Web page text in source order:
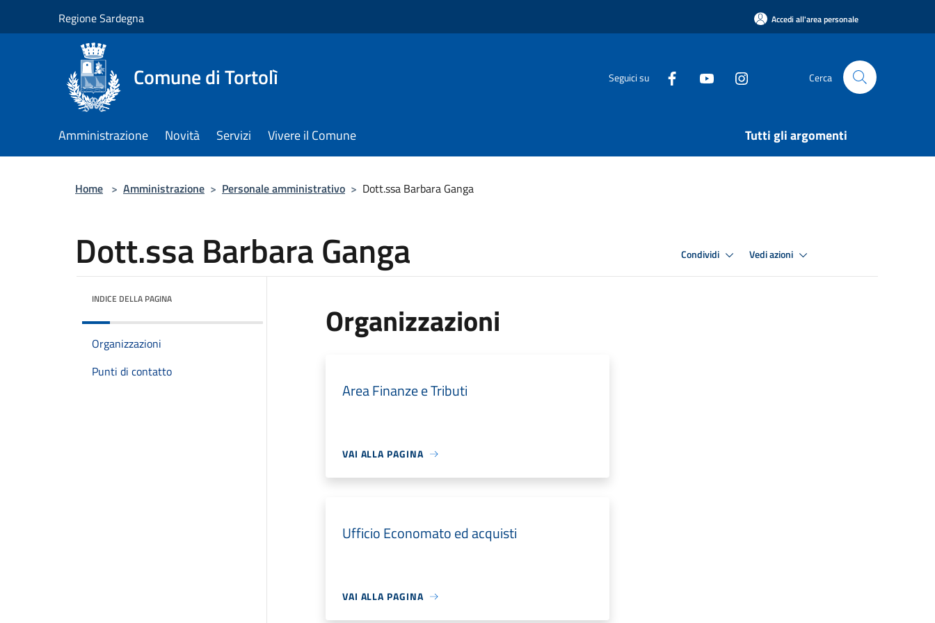
Regione Sardegna Accedi all'area personale
Comune di Tortolì Seguici su Cerca
Amministrazione Novità Servizi Vivere il Comune Tutti gli argomenti
Home > Amministrazione > Personale amministrativo > Dott.ssa Barbara Ganga
Dott.ssa Barbara Ganga Condividi Vedi azioni
INDICE DELLA PAGINA
Organizzazioni
Punti di contatto
Organizzazioni
Area Finanze e Tributi
VAI ALLA PAGINA
Ufficio Economato ed acquisti
VAI ALLA PAGINA